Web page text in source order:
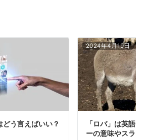
う言えばいい？
2024年4月19日
「ロバ」は英語
ーの意味やスラ